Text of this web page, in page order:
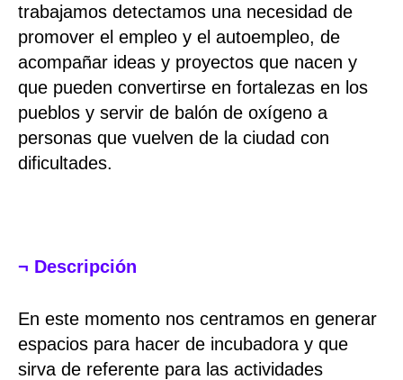
trabajamos detectamos una necesidad de
promover el empleo y el autoempleo, de
acompañar ideas y proyectos que nacen y
que pueden convertirse en fortalezas en los
pueblos y servir de balón de oxígeno a
personas que vuelven de la ciudad con
dificultades.
¬ Descripción
En este momento nos centramos en generar
espacios para hacer de incubadora y que
sirva de referente para las actividades